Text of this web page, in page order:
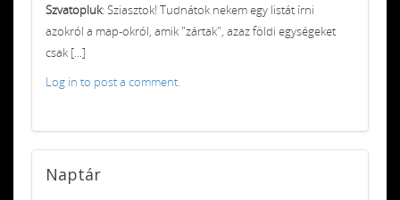
Szvatopluk: Sziasztok! Tudnátok nekem egy listát írni
azokról a map-okról, amik "zártak", azaz földi egységeket
csak [...]
Log in to post a comment.
Naptár